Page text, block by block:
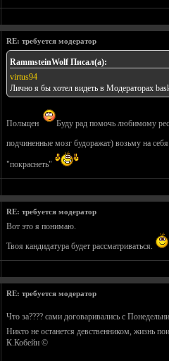
RE: требуется модератор
RammsteinWolf Писал(а):
virtus94
Лично я бы хотел видеть в Модераторах
Польщен Буду рад помочь любимому
подчиненные мозг будоражат) возьму на
"покраснеть"
RE: требуется модератор
Вот это я понимаю.
Твоя кандидатура будет рассматриваться.
RE: требуется модератор
Что за???? сами договаривались с
Никто не останется девственником, жизнь
К.Кобейн ©